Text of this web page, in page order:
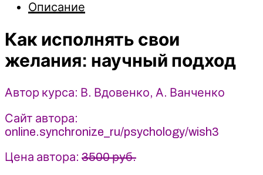
свои
научный
-
Синхронизация
В.
Вдовенко,
Ванченко
Описание
Как исполнять свои
желания: научный подход
Автор курса: В. Вдовенко, А. Ванченко
Сайт автора:
online.synchronize_ru/psychology/wish3
Цена автора: 3500 руб.